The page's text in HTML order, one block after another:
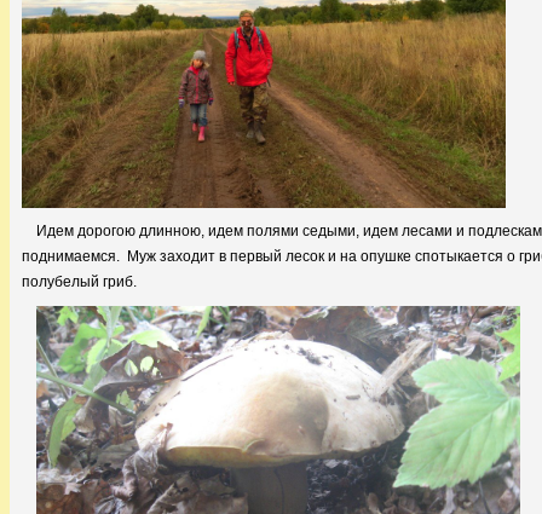
Идем дорогою длинною, идем полями седыми, идем лесами и
поднимаемся. Муж заходит в первый лесок и на опушке спотыкается о
полубелый гриб.